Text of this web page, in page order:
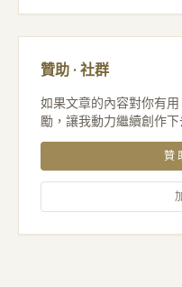
贊助 · 社群
如果文章的內容對你有
勵，讓我動力繼續創作下
贊